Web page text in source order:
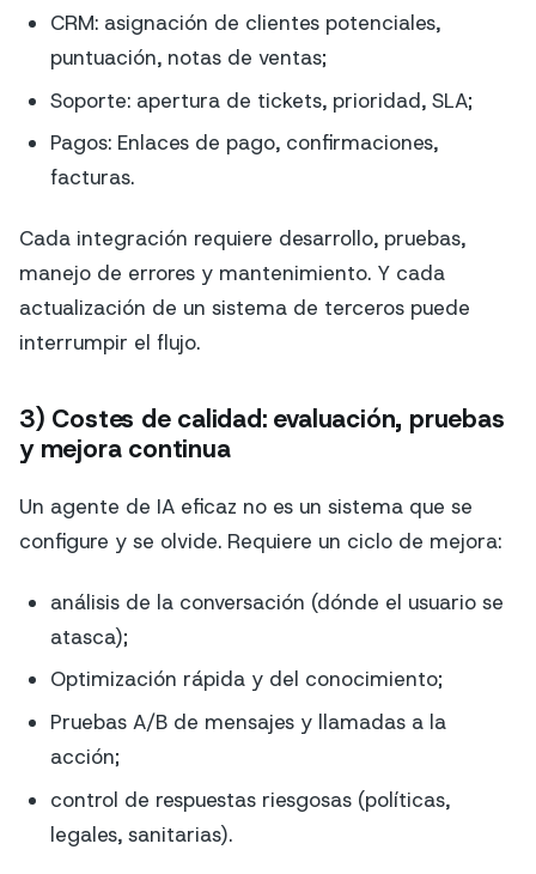
CRM: asignación de clientes potenciales,
puntuación, notas de ventas;
Soporte: apertura de tickets, prioridad, SLA;
Pagos: Enlaces de pago, confirmaciones,
facturas.
Cada integración requiere desarrollo, pruebas,
manejo de errores y mantenimiento. Y cada
actualización de un sistema de terceros puede
interrumpir el flujo.
3) Costes de calidad: evaluación, pruebas
y mejora continua
Un agente de IA eficaz no es un sistema que se
configure y se olvide. Requiere un ciclo de mejora:
análisis de la conversación (dónde el usuario se
atasca);
Optimización rápida y del conocimiento;
Pruebas A/B de mensajes y llamadas a la
acción;
control de respuestas riesgosas (políticas,
legales, sanitarias).